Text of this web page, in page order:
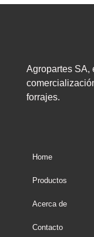
Agropartes SA,
forrajes.
Home
Productos
Acerca de
Contacto